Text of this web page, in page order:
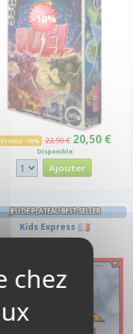
-10%
Promo -10% 22,90 € 20,50 €
Disponible
JEU DE PLATEAU BEST-SELLER
Kids Express